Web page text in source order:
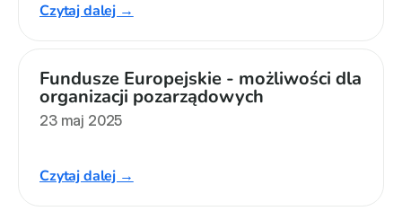
Czytaj dalej →
Fundusze Europejskie - możliwości dla
organizacji pozarządowych
23 maj 2025
Czytaj dalej →